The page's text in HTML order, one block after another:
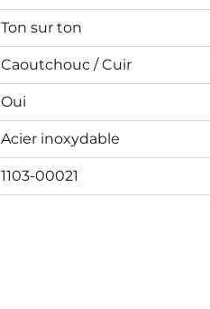
Ton sur ton
Caoutchouc / Cuir
Oui
Acier inoxydable
1103-00021